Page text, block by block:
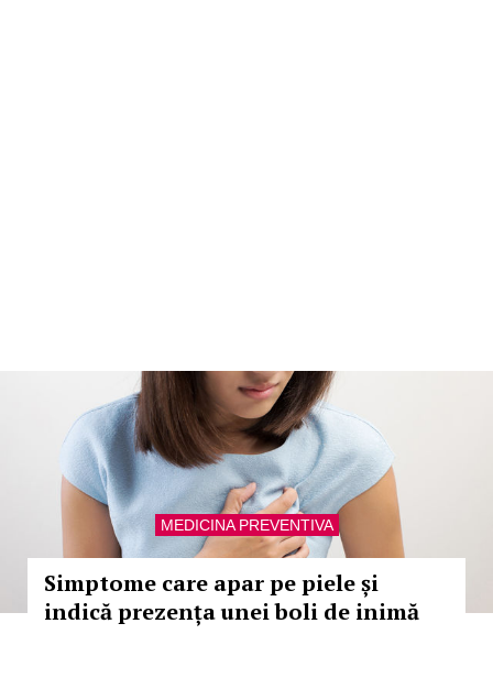
MEDICINA PREVENTIVA
Simptome care apar pe piele și
indică prezența unei boli de inimă